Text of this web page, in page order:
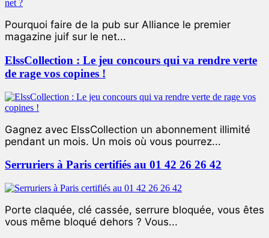
Pourquoi faire de la pub sur Alliance le premier
magazine juif sur le net...
ElssCollection : Le jeu concours qui va rendre verte
de rage vos copines !
Gagnez avec ElssCollection un abonnement illimité
pendant un mois. Un mois où vous pourrez...
Serruriers à Paris certifiés au 01 42 26 26 42
Porte claquée, clé cassée, serrure bloquée, vous êtes
vous même bloqué dehors ? Vous...